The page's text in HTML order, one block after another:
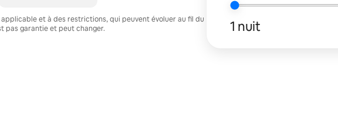
et à des restrictions, qui peuvent évoluer au fil du
pas garantie et peut changer.
1 nuit